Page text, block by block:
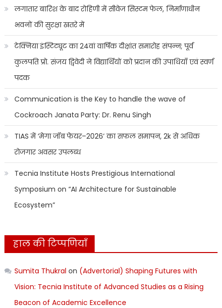
लगातार बारिश के बाद रोहिणी में सीवेज सिस्टम फेल, निर्माणाधीन
भवनों की सुरक्षा खतरे में
टेक्निया इंस्टिट्यूट का 24वां वार्षिक दीक्षांत समारोह संपन्न; पूर्व
कुलपति प्रो. संजय द्विवेदी ने विद्यार्थियों को प्रदान की उपाधियाँ एवं स्वर्ण
पदक
Communication is the Key to handle the wave of
Cockroach Janata Party: Dr. Renu Singh
TIAS में ‘मेगा जॉब फेयर–2026’ का सफल समापन, 2k से अधिक
रोजगार अवसर उपलब्ध
Tecnia Institute Hosts Prestigious International
Symposium on “AI Architecture for Sustainable
Ecosystem”
हाल की टिप्पणियाँ
Sumita Thukral on (Advertorial) Shaping Futures with
Vision: Tecnia Institute of Advanced Studies as a Rising
Beacon of Academic Excellence